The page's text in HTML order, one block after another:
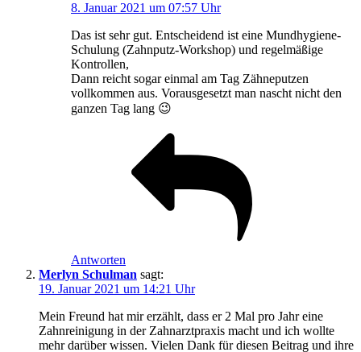
8. Januar 2021 um 07:57 Uhr
Das ist sehr gut. Entscheidend ist eine Mundhygiene-
Schulung (Zahnputz-Workshop) und regelmäßige
Kontrollen,
Dann reicht sogar einmal am Tag Zähneputzen
vollkommen aus. Vorausgesetzt man nascht nicht den
ganzen Tag lang 😉
Antworten
Merlyn Schulman sagt:
19. Januar 2021 um 14:21 Uhr
Mein Freund hat mir erzählt, dass er 2 Mal pro Jahr eine
Zahnreinigung in der Zahnarztpraxis macht und ich wollte
mehr darüber wissen. Vielen Dank für diesen Beitrag und ihre